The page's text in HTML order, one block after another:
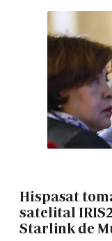
Hispasat
satelital
Starlink de